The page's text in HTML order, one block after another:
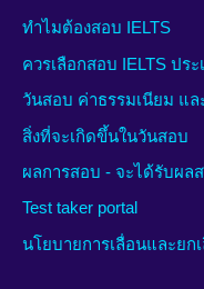
ทำไมต้องสอบ IELTS
ควรเลือกสอบ IELTS ประ
วันสอบ ค่าธรรมเนียม แล
สิ่งที่จะเกิดขึ้นในวันสอบ
ผลการสอบ - จะได้รับผล
Test taker portal
นโยบายการเลื่อนและยก